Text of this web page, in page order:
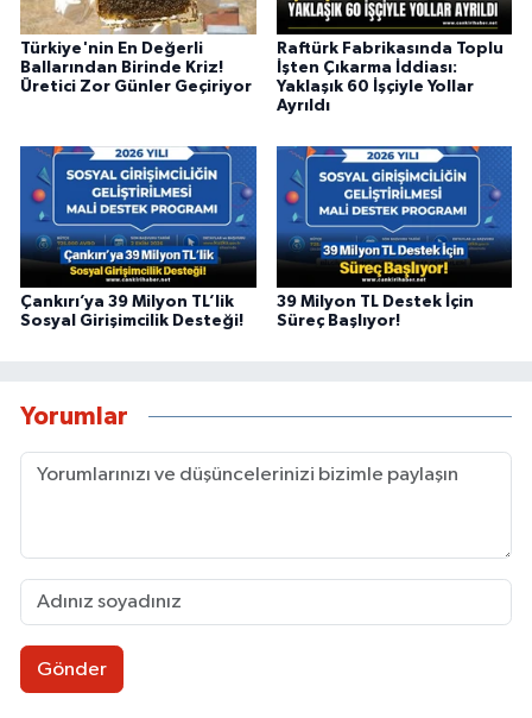
Türkiye'nin En Değerli
Ballarından Birinde Kriz!
Üretici Zor Günler Geçiriyor
Raftürk Fabrikasında Toplu
İşten Çıkarma İddiası:
Yaklaşık 60 İşçiyle Yollar
Ayrıldı
Çankırı’ya 39 Milyon TL’lik
Sosyal Girişimcilik Desteği!
39 Milyon TL Destek İçin
Süreç Başlıyor!
Yorumlar
Gönder